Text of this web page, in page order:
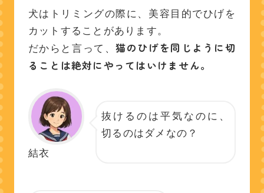
犬はトリミングの際に、美容目的でひげを
カットすることがあります。
だからと言って、猫のひげを同じように切
ることは絶対にやってはいけません。
結衣
抜けるのは平気なのに、
切るのはダメなの？